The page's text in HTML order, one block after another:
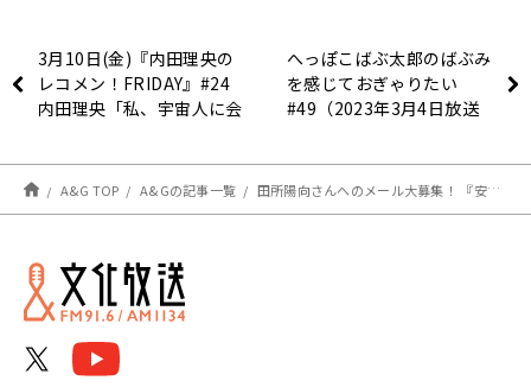
3月10日(金)『内田理央の
レコメン！FRIDAY』#24
内田理央「私、宇宙人に会
へっぽこばぶ太郎のばぶみ
を感じておぎゃりたい
#49（2023年3月4日放送
A&G TOP A&Gの記事一覧 田所陽向さんへのメール大募集！ 『安元洋貴の笑われるセールスマン（仮）』